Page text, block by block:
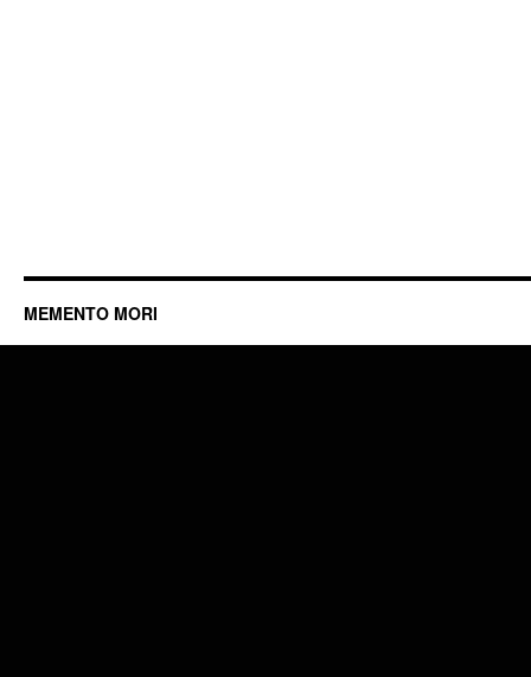
MEMENTO MORI